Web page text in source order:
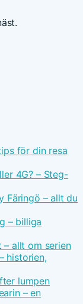
för din resa
4G? – Steg-
Färingö – allt du
– billiga
– allt om serien
historien,
lumpen
– en